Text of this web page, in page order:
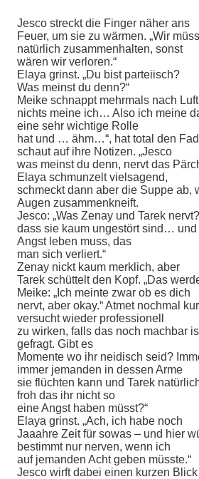
Jesco streckt die Finger näher ans
Feuer, um sie zu wärmen. „Wir
natürlich zusammenhalten, sonst
wären wir verloren.“
Elaya grinst. „Du bist parteiisch?
Was meinst du denn?“
Meike schnappt mehrmals nach
nichts meine ich… Also ich meine
eine sehr wichtige Rolle
hat und … ähm…“, hat total den
schaut auf ihre Notizen. „Jesco
was meinst du denn, nervt das
Elaya schmunzelt vielsagend,
schmeckt dann aber die Suppe ab,
Augen zusammenkneift.
Jesco: „Was Zenay und Tarek
dass sie kaum ungestört sind…
Angst leben muss, das
man sich verliert.“
Zenay nickt kaum merklich, aber
Tarek schüttelt den Kopf. „Das
Meike: „Ich meinte zwar ob es dich
nervt, aber okay.“ Atmet nochmal
versucht wieder professionell
zu wirken, falls das noch machbar
gefragt. Gibt es
Momente wo ihr neidisch seid?
immer jemanden in dessen Arme
sie flüchten kann und Tarek
froh das ihr nicht so
eine Angst haben müsst?“
Elaya grinst. „Ach, ich habe noch
Jaaahre Zeit für sowas – und hier
bestimmt nur nerven, wenn ich
auf jemanden Acht geben müsste.“
Jesco wirft dabei einen kurzen Blick